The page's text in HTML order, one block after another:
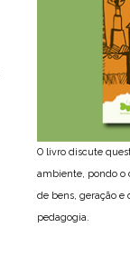
O livro discute
ambiente, pondo o
de bens, geração e
pedagogia.